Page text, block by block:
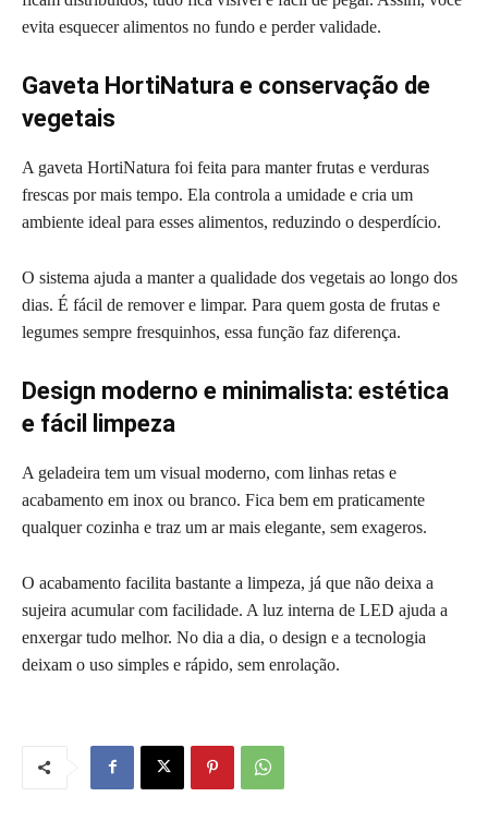
evita esquecer alimentos no fundo e perder validade.
Gaveta HortiNatura e conservação de
vegetais
A gaveta HortiNatura foi feita para manter frutas e verduras
frescas por mais tempo. Ela controla a umidade e cria um
ambiente ideal para esses alimentos, reduzindo o desperdício.
O sistema ajuda a manter a qualidade dos vegetais ao longo dos
dias. É fácil de remover e limpar. Para quem gosta de frutas e
legumes sempre fresquinhos, essa função faz diferença.
Design moderno e minimalista: estética
e fácil limpeza
A geladeira tem um visual moderno, com linhas retas e
acabamento em inox ou branco. Fica bem em praticamente
qualquer cozinha e traz um ar mais elegante, sem exageros.
O acabamento facilita bastante a limpeza, já que não deixa a
sujeira acumular com facilidade. A luz interna de LED ajuda a
enxergar tudo melhor. No dia a dia, o design e a tecnologia
deixam o uso simples e rápido, sem enrolação.